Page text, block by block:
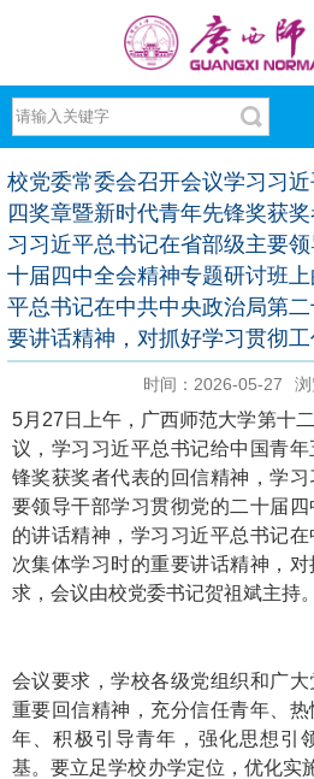
校党委常委会召开会议学习习
四奖章暨新时代青年先锋奖获
习习近平总书记在省部级主要
十届四中全会精神专题研讨班
平总书记在中共中央政治局第
要讲话精神，对抓好学习贯彻
时间：2026-05-27 浏
5月27日上午，广西师范大学第十
议，学习习近平总书记给中国青
锋奖获奖者代表的回信精神，学
要领导干部学习贯彻党的二十届
的讲话精神，学习习近平总书记
次集体学习时的重要讲话精神，
求，会议由校党委书记贺祖斌主持。
会议要求，学校各级党组织和广
重要回信精神，充分信任青年、
年、积极引导青年，强化思想引
基。要立足学校办学定位，优化实